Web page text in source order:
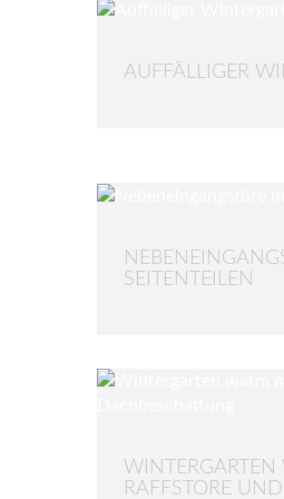
AUFFÄLLIGER
SEITENTEILEN
WINTERGARTEN
RAFFSTORE UND